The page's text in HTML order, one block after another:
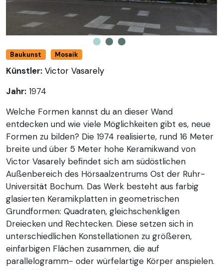
Baukunst Mosaik
Künstler: Victor Vasarely
Jahr: 1974
Welche Formen kannst du an dieser Wand
entdecken und wie viele Möglichkeiten gibt es, neue
Formen zu bilden? Die 1974 realisierte, rund 16 Meter
breite und über 5 Meter hohe Keramikwand von
Victor Vasarely befindet sich am südöstlichen
Außenbereich des Hörsaalzentrums Ost der Ruhr-
Universität Bochum. Das Werk besteht aus farbig
glasierten Keramikplatten in geometrischen
Grundformen: Quadraten, gleichschenkligen
Dreiecken und Rechtecken. Diese setzen sich in
unterschiedlichen Konstellationen zu größeren,
einfarbigen Flächen zusammen, die auf
parallelogramm- oder würfelartige Körper anspielen.